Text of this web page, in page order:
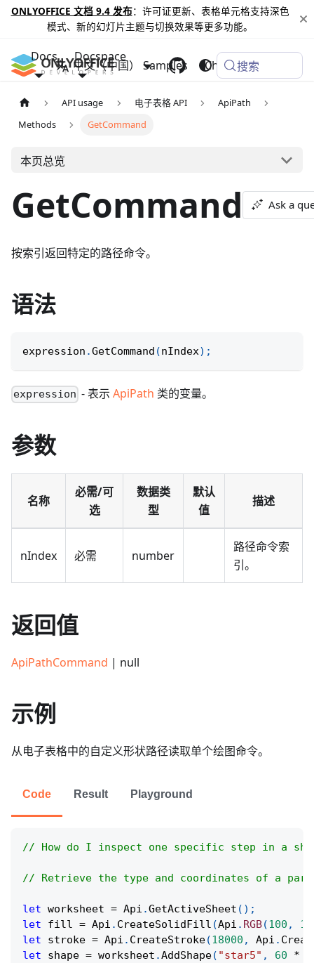
ONLYOFFICE 文档 9.4 发布：许可证更新、表格单元格支持深色
模式、新的幻灯片主题与切换效果等更多功能。
Docs Docspace
Samples Changelog
中文（中国） 搜索
API usage 电子表格 API
ApiPath
Methods
GetCommand
本页总览
GetCommand Ask a
按索引返回特定的路径命令。
语法
expression .GetCommand (nIndex) ;
expression - 表示ApiPath 类的变量。
参数
名称
必需/可
选
数据类
型
默认
值
描述
nIndex 必需 number
路径命令索
引。
返回值
ApiPathCommand | null
示例
从电子表格中的自定义形状路径读取单个绘图命令。
Code Result Playground
// How do I inspect one specific step in a
// Retrieve the type and coordinates of a
let worksheet = Api .GetActiveSheet ( ) ;
let fill = Api . CreateSolidFill (Api . RGB(100 ,
let stroke = Api . CreateStroke(18000 , Api .
let shape = worksheet .AddShape( "star5" , 60 *